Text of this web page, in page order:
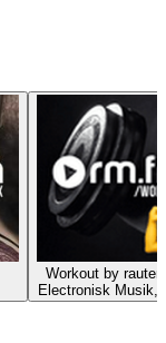
Workout by
Electronisk Musik,